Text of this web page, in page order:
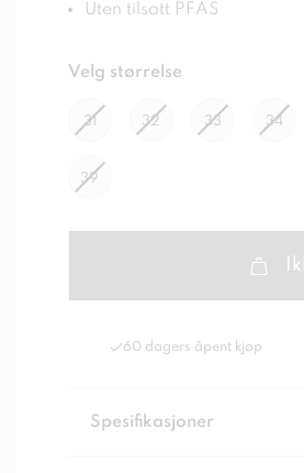
Uten tilsatt PFAS
Velg størrelse
31 32 33 34
39
60 dagers åpent kjøp
Spesifikasjoner